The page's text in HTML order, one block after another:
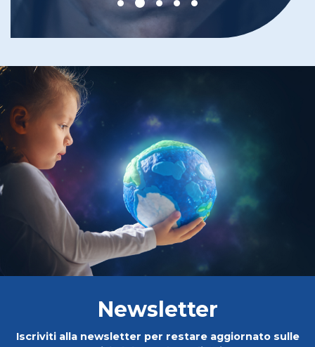
Newsletter
Iscriviti alla newsletter per restare aggiornato sulle